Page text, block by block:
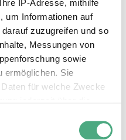
IP-Adresse, mithilfe
um Informationen auf
zuzugreifen und so
Messungen von
sowie
ermöglichen. Sie
für welche Zwecke
jederzeit über die